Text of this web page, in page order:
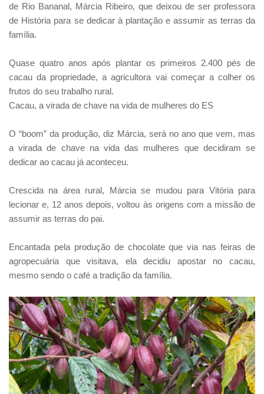
de Rio Bananal, Márcia Ribeiro, que deixou de ser professora
de História para se dedicar à plantação e assumir as terras da
família.
Quase quatro anos após plantar os primeiros 2.400 pés de
cacau da propriedade, a agricultora vai começar a colher os
frutos do seu trabalho rural.
Cacau, a virada de chave na vida de mulheres do ES
O “boom” da produção, diz Márcia, será no ano que vem, mas
a virada de chave na vida das mulheres que decidiram se
dedicar ao cacau já aconteceu.
Crescida na área rural, Márcia se mudou para Vitória para
lecionar e, 12 anos depois, voltou às origens com a missão de
assumir as terras do pai.
Encantada pela produção de chocolate que via nas feiras de
agropecuária que visitava, ela decidiu apostar no cacau,
mesmo sendo o café a tradição da família.